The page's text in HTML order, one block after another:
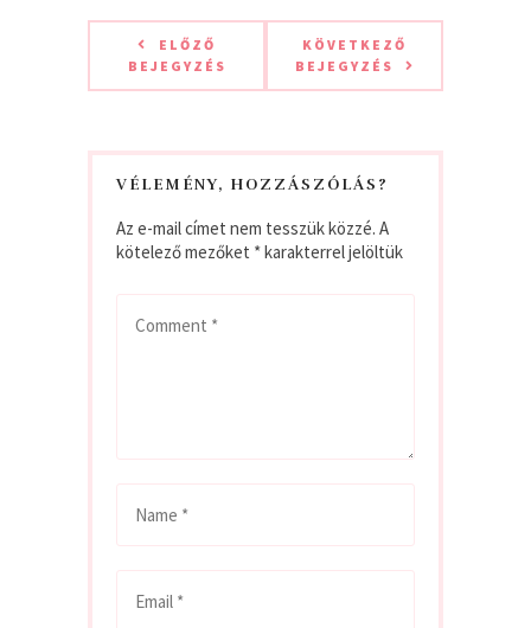
ELŐZŐ
BEJEGYZÉS
KÖVETKEZŐ
BEJEGYZÉS
VÉLEMÉNY, HOZZÁSZÓLÁS?
Az e-mail címet nem tesszük közzé. A
kötelező mezőket *karakterrel jelöltük